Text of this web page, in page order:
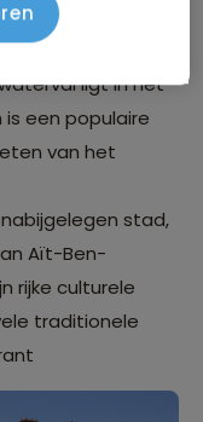
van vele films en
ligt in het
een populaire
van het
stad,
Aït-Ben-
rijke culturele
traditionele